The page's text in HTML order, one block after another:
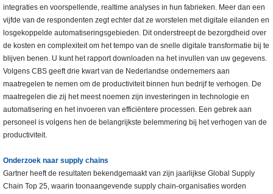
integraties en voorspellende, realtime analyses in hun fabrieken. Meer dan een
vijfde van de respondenten zegt echter dat ze worstelen met digitale eilanden en
losgekoppelde automatiseringsgebieden. Dit onderstreept de bezorgdheid over
de kosten en complexiteit om het tempo van de snelle digitale transformatie bij te
blijven benen. U kunt het rapport downloaden na het invullen van uw gegevens.
Volgens CBS geeft drie kwart van de Nederlandse ondernemers aan
maatregelen te nemen om de productiviteit binnen hun bedrijf te verhogen. De
maatregelen die zij het meest noemen zijn investeringen in technologie en
automatisering en het invoeren van efficiëntere processen. Een gebrek aan
personeel is volgens hen de belangrijkste belemmering bij het verhogen van de
productiviteit.
Onderzoek naar supply chains
Gartner heeft de resultaten bekendgemaakt van zijn jaarlijkse Global Supply
Chain Top 25, waarin toonaangevende supply chain-organisaties worden